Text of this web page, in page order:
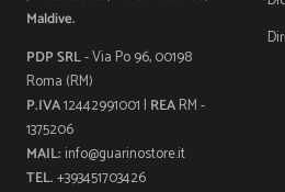
Maldive.
PDP SRL- Via Po 96, 00198
Roma (RM)
P.IVA12442991001 | REARM -
1375206
MAIL: info@guarinostore.it
TEL.+393451703426